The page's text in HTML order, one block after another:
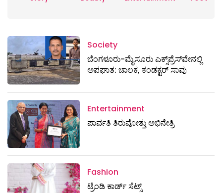
Society
ಬೆಂಗಳೂರು-ಮೈಸೂರು ಎಕ್ಸ್​ಪ್ರೆಸ್‌ವೇನಲ್ಲಿ
ಅಪಘಾತ: ಚಾಲಕ, ಕಂಡಕ್ಟರ್ ಸಾವು
Entertainment
ಪಾರ್ವತಿ ತಿರುವೋತ್ತು ಅಭಿನೇತ್ರಿ
Fashion
ಟ್ರೆಂಡಿ ಕಾರ್ಡ್‌ ಸೆಟ್ಸ್